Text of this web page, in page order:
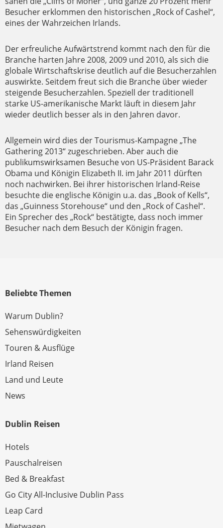
Besucher erklommen den historischen „Rock of Cashel“,
eines der Wahrzeichen Irlands.
Der erfreuliche Aufwärtstrend kommt nach den für die
Branche harten Jahre 2008, 2009 und 2010, als sich die
globale Wirtschaftskrise deutlich auf die Besucherzahlen
auswirkte. Seitdem freut sich die Branche über wieder
steigende Besucherzahlen. Speziell der traditionell
starke US-amerikanische Markt läuft in diesem Jahr
wieder deutlich besser als in den Jahren davor.
Allgemein wird dies der Tourismus-Kampagne „The
Gathering 2013“ zugeschrieben. Aber auch die
publikumswirksamen Besuche von US-Präsident Barack
Obama und Königin Elizabeth II. im Jahr 2011 dürften
noch nachwirken. Bei ihrer historischen Irland-Reise
besuchte die englische Königin u.a. das „Book of Kells“,
das „Guinness Storehouse“ und den „Rock of Cashel“.
Ein Sprecher des „Rock“ bestätigte, dass noch immer
Besucher nach dem Besuch der Königin fragen.
Beliebte Themen
Warum Dublin?
Sehenswürdigkeiten
Touren & Ausflüge
Irland Reisen
Land und Leute
News
Dublin Reisen
Hotels
Pauschalreisen
Bed & Breakfast
Go City All-Inclusive Dublin Pass
Leap Card